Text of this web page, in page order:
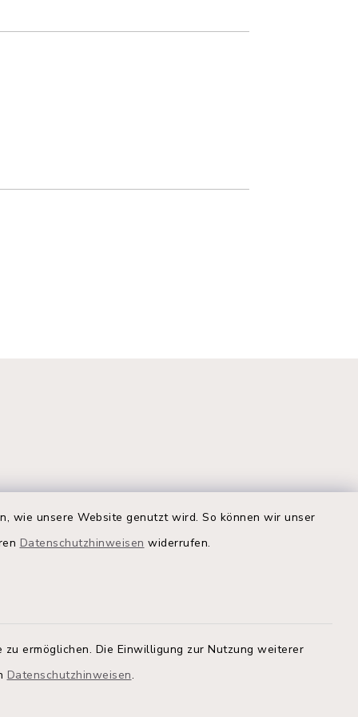
wie unsere Website genutzt wird. So können wir unser
Datenschutzhinweisen widerrufen.
ermöglichen. Die Einwilligung zur Nutzung weiterer
Datenschutzhinweisen.
um
Quicklinks
Stadtwerke